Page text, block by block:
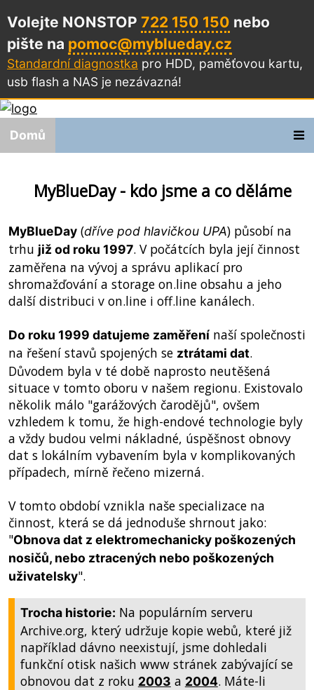
Volejte NONSTOP 722 150 150 nebo
pište na pomoc@myblueday.cz
Standardní diagnostka pro HDD, paměťovou kartu,
usb flash a NAS je nezávazná!
Domů
MyBlueDay - kdo jsme a co děláme
MyBlueDay(dříve pod hlavičkou UPA) působí na
trhu již od roku 1997. V počátcích byla její činnost
zaměřena na vývoj a správu aplikací pro
shromažďování a storage on.line obsahu a jeho
další distribuci v on.line i off.line kanálech.
Do roku 1999 datujeme zaměřenínaší společnosti
na řešení stavů spojených se ztrátami dat.
Důvodem byla v té době naprosto neutěšená
situace v tomto oboru v našem regionu. Existovalo
několik málo "garážových čarodějů", ovšem
vzhledem k tomu, že high-endové technologie byly
a vždy budou velmi nákladné, úspěšnost obnovy
dat s lokálním vybavením byla v komplikovaných
případech, mírně řečeno mizerná.
V tomto období vznikla naše specializace na
činnost, která se dá jednoduše shrnout jako:
"Obnova dat z elektromechanicky poškozených
nosičů, nebo ztracených nebo poškozených
uživatelsky".
Trocha historie: Na populárním serveru
Archive.org, který udržuje kopie webů, které již
například dávno neexistují, jsme dohledali
funkční otisk našich www stránek zabývající se
obnovou dat z roku 2003 a 2004. Máte-li